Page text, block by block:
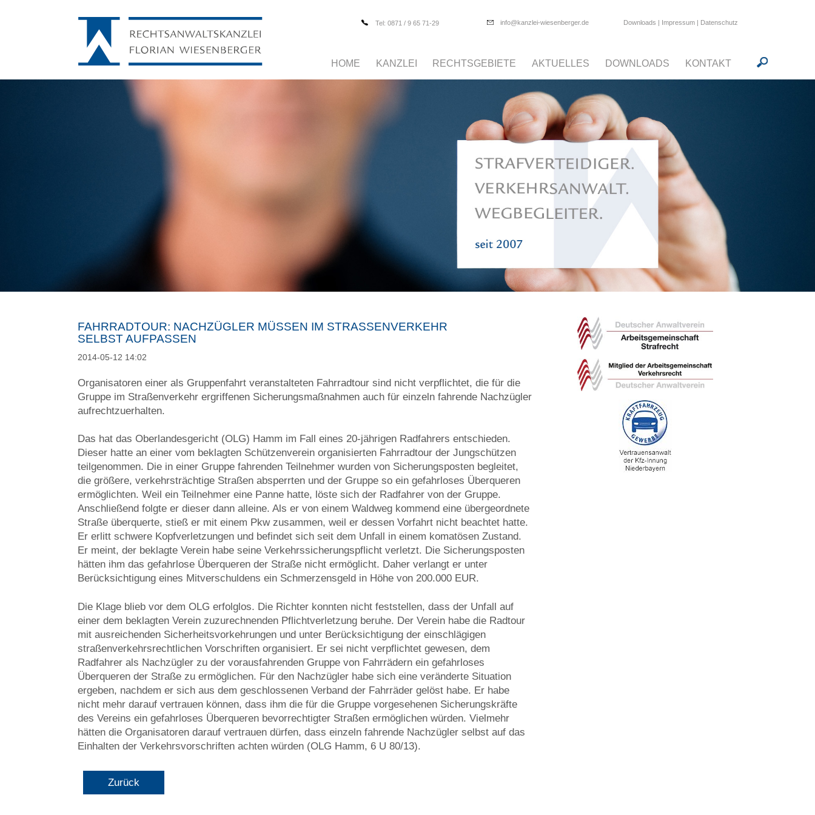
Tel: 0871 / 9 65 71-29 info@kanzlei-wiesenberger.de Downloads | Impressum| Datenschutz
HOME KANZLEI RECHTSGEBIETE AKTUELLES DOWNLOADS KONTAKT
FAHRRADTOUR: NACHZÜGLER MÜSSEN IM STRASSENVERKEHR S
ELBST AUFPASSEN
2014-05-12 14:02
Organisatoren einer als Gruppenfahrt veranstalteten Fahrradtour sind nicht verpflichtet, die für die
Gruppe im Straßenverkehr ergriffenen Sicherungsmaßnahmen auch für einzeln fahrende Nachzügler
aufrechtzuerhalten.
Das hat das Oberlandesgericht (OLG) Hamm im Fall eines 20-jährigen Radfahrers entschieden.
Dieser hatte an einer vom beklagten Schützenverein organisierten Fahrradtour der Jungschützen
teilgenommen. Die in einer Gruppe fahrenden Teilnehmer wurden von Sicherungsposten begleitet,
die größere, verkehrsträchtige Straßen absperrten und der Gruppe so ein gefahrloses Überqueren
ermöglichten. Weil ein Teilnehmer eine Panne hatte, löste sich der Radfahrer von der Gruppe.
Anschließend folgte er dieser dann alleine. Als er von einem Waldweg kommend eine übergeordnete
Straße überquerte, stieß er mit einem Pkw zusammen, weil er dessen Vorfahrt nicht beachtet hatte.
Er erlitt schwere Kopfverletzungen und befindet sich seit dem Unfall in einem komatösen Zustand.
Er meint, der beklagte Verein habe seine Verkehrssicherungspflicht verletzt. Die Sicherungsposten
hätten ihm das gefahrlose Überqueren der Straße nicht ermöglicht. Daher verlangt er unter
Berücksichtigung eines Mitverschuldens ein Schmerzensgeld in Höhe von 200.000 EUR.
Die Klage blieb vor dem OLG erfolglos. Die Richter konnten nicht feststellen, dass der Unfall auf
einer dem beklagten Verein zuzurechnenden Pflichtverletzung beruhe. Der Verein habe die Radtour
mit ausreichenden Sicherheitsvorkehrungen und unter Berücksichtigung der einschlägigen
straßenverkehrsrechtlichen Vorschriften organisiert. Er sei nicht verpflichtet gewesen, dem
Radfahrer als Nachzügler zu der vorausfahrenden Gruppe von Fahrrädern ein gefahrloses
Überqueren der Straße zu ermöglichen. Für den Nachzügler habe sich eine veränderte Situation
ergeben, nachdem er sich aus dem geschlossenen Verband der Fahrräder gelöst habe. Er habe
nicht mehr darauf vertrauen können, dass ihm die für die Gruppe vorgesehenen Sicherungskräfte
des Vereins ein gefahrloses Überqueren bevorrechtigter Straßen ermöglichen würden. Vielmehr
hätten die Organisatoren darauf vertrauen dürfen, dass einzeln fahrende Nachzügler selbst auf das
Einhalten der Verkehrsvorschriften achten würden (OLG Hamm, 6 U 80/13).
Zurück